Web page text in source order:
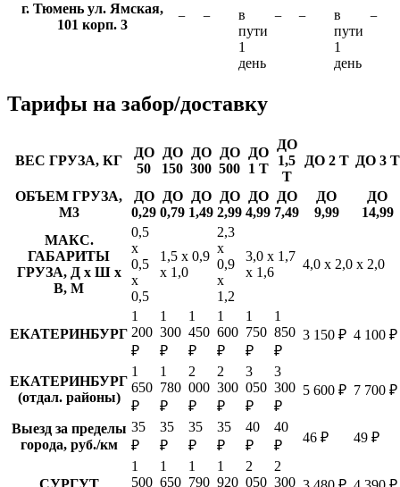
г. Тюмень ул. Ямская,
101 корп. 3
− −
в
пути
1
день
− −
в
пути
1
день
−
Тарифы на забор/доставку
ВЕС ГРУЗА, КГ
ДО
50
ДО
150
ДО
300
ДО
500
ДО
1 Т
ДО
1,5
Т
ДО 2 Т ДО 3 Т
ОБЪЕМ ГРУЗА,
М3
ДО
0,29
ДО
0,79
ДО
1,49
ДО
2,99
ДО
4,99
ДО
7,49
ДО
9,99
ДО
14,99
МАКС.
ГАБАРИТЫ
ГРУЗА, Д х Ш х
В, М
0,5
х
0,5
х
0,5
1,5 х 0,9
х 1,0
2,3
х
0,9
х
1,2
3,0 х 1,7
х 1,6
4,0 х 2,0 х 2,0
ЕКАТЕРИНБУРГ
1
200
₽
1
300
₽
1
450
₽
1
600
₽
1
750
₽
1
850
₽
3 150 ₽ 4 100 ₽
ЕКАТЕРИНБУРГ
(отдал. районы)
1
650
₽
1
780
₽
2
000
₽
2
300
₽
3
050
₽
3
300
₽
5 600 ₽ 7 700 ₽
Выезд за пределы
города, руб./км
35
₽
35
₽
35
₽
35
₽
40
₽
40
₽
46 ₽ 49 ₽
СУРГУТ
1
500
1
650
1
790
1
920
2
050
2
300